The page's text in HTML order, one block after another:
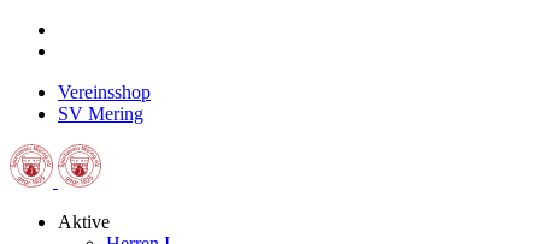
Vereinsshop
SV Mering
Aktive